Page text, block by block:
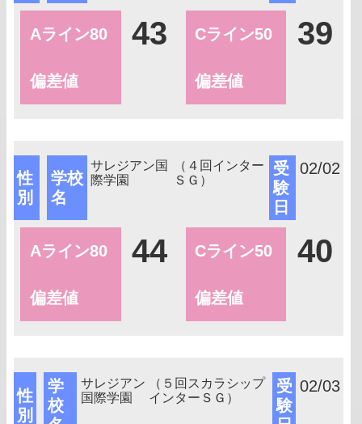
Aライン80
偏差値
43 Cライン50
偏差値
39
性
別
学校
名
サレジアン国
際学園
（４回インター
ＳＧ）
受
験
日
02/02
Aライン80
偏差値
44 Cライン50
偏差値
40
性
別
学
校
サレジアン
国際学園
（５回スカラシップ
インターＳＧ）
受
験
02/03